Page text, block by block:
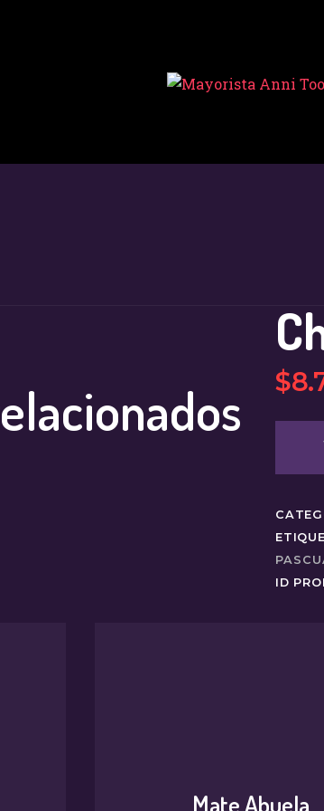
TIENDA
$
ID
Mate Abuela